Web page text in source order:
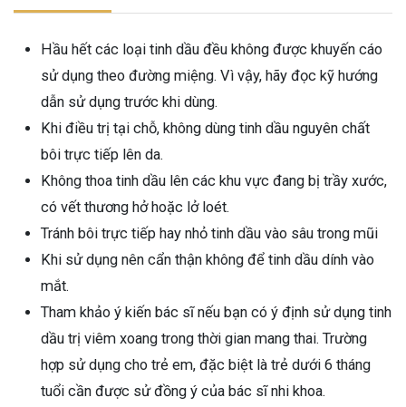
Hầu hết các loại tinh dầu đều không được khuyến cáo
sử dụng theo đường miệng. Vì vậy, hãy đọc kỹ hướng
dẫn sử dụng trước khi dùng.
Khi điều trị tại chỗ, không dùng tinh dầu nguyên chất
bôi trực tiếp lên da.
Không thoa tinh dầu lên các khu vực đang bị trầy xước,
có vết thương hở hoặc lở loét.
Tránh bôi trực tiếp hay nhỏ tinh dầu vào sâu trong mũi
Khi sử dụng nên cẩn thận không để tinh dầu dính vào
mắt.
Tham khảo ý kiến bác sĩ nếu bạn có ý định sử dụng tinh
dầu trị viêm xoang trong thời gian mang thai. Trường
hợp sử dụng cho trẻ em, đặc biệt là trẻ dưới 6 tháng
tuổi cần được sử đồng ý của bác sĩ nhi khoa.